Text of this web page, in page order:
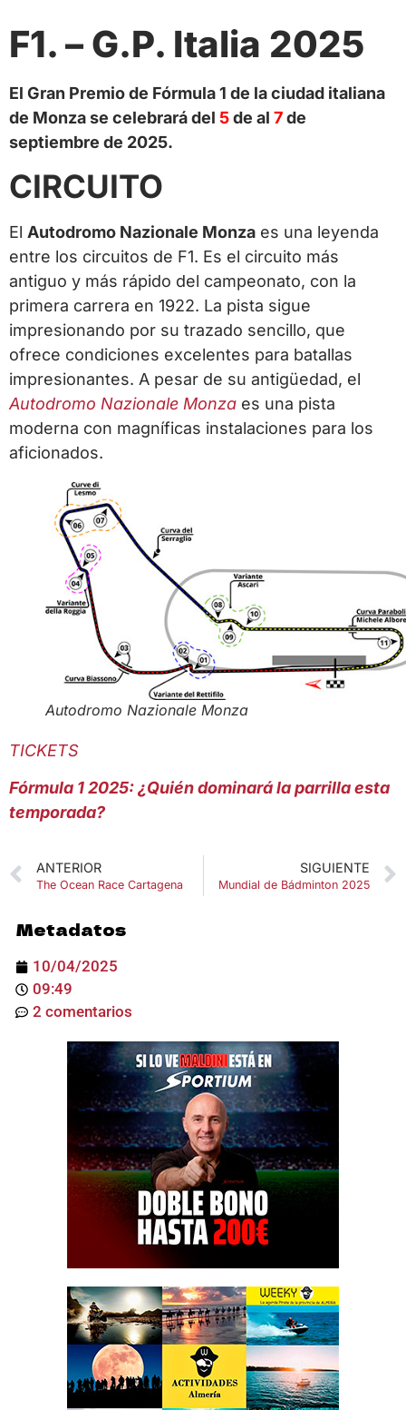
F1. – G.P. Italia 2025
El Gran Premio de Fórmula 1 de la ciudad italiana
de Monza se celebrará del 5de al 7de
septiembre de 2025.
CIRCUITO
El Autodromo Nazionale Monza es una leyenda
entre los circuitos de F1. Es el circuito más
antiguo y más rápido del campeonato, con la
primera carrera en 1922. La pista sigue
impresionando por su trazado sencillo, que
ofrece condiciones excelentes para batallas
impresionantes. A pesar de su antigüedad, el
Autodromo Nazionale Monza es una pista
moderna con magníficas instalaciones para los
aficionados.
Autodromo Nazionale Monza
TICKETS
Fórmula 1 2025: ¿Quién dominará la parrilla esta
temporada?
ANTERIOR
The Ocean Race Cartagena
SIGUIENTE
Mundial de Bádminton 2025
Metadatos
10/04/2025
09:49
2 comentarios